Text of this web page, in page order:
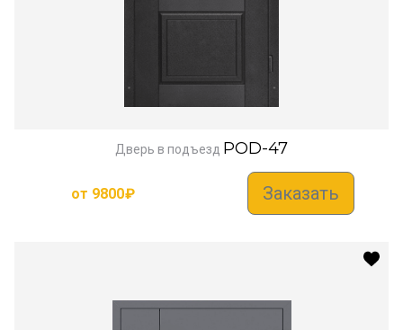
Дверь в подъезд POD-47
от 9800₽ Заказать